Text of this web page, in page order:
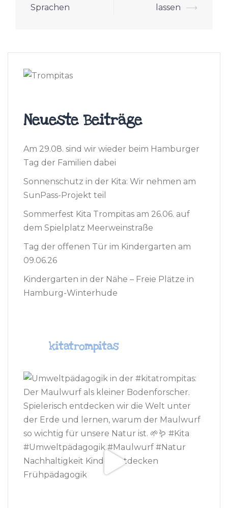
Sprachen
lassen
⟶
Neueste Beiträge
Am 29.08. sind wir wieder beim Hamburger
Tag der Familien dabei
Sonnenschutz in der Kita: Wir nehmen am
SunPass-Projekt teil
Sommerfest Kita Trompitas am 26.06. auf
dem Spielplatz Meerweinstraße
Tag der offenen Tür im Kindergarten am
09.06.26
Kindergarten in der Nähe – Freie Plätze in
Hamburg-Winterhude
kitatrompitas